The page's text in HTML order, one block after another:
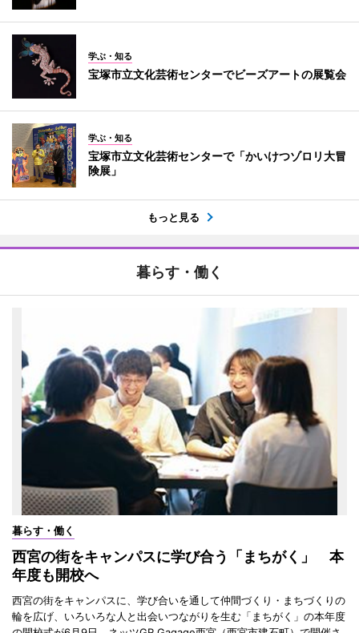
学ぶ・知る
宝塚市立文化芸術センターでビーズアートの展覧会
学ぶ・知る
宝塚市立文化芸術センターで「かいけつゾロリ大冒
険展」
もっと見る
暮らす・働く
暮らす・働く
西宮の街をキャンパスに学び合う「まちがく」 本
年度も開校へ
西宮の街をキャンパスに、学び合いを通して仲間づくり・まちづくりの
輪を広げ、いろいろな人と出会いつながりを生む「まちがく」の本年度